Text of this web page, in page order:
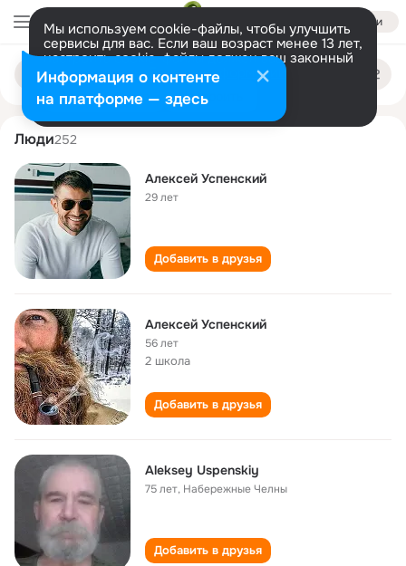
Войти
Мы используем cookie-файлы, чтобы улучшить
сервисы для вас. Если ваш возраст менее 13 лет,
настроить cookie-файлы должен ваш законный
представитель. Больше информации
Разрешить все Настроить
Поиск
людям
aleksey uspenskiy
Люди252
Алексей Успенский
29 лет
Добавить в друзья
Алексей Успенский
56 лет
2 школа
Добавить в друзья
Aleksey Uspenskiy
75 лет, Набережные Челны
Добавить в друзья
Информация о контенте
на платформе — здесь